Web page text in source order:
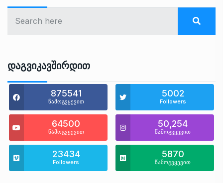
Დაგვიკავშირდით
875541
წამოგვყევით
5002
Followers
64500
წამოგვყევით
50,254
წამოგვყევით
23434
Followers
5870
წამოგვყევით